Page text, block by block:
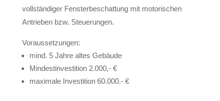
vollständiger Fensterbeschattung mit motorischen
Antrieben bzw. Steuerungen.
Voraussetzungen:
mind. 5 Jahre altes Gebäude
Mindestinvestition 2.000,- €
maximale Investition 60.000.- €